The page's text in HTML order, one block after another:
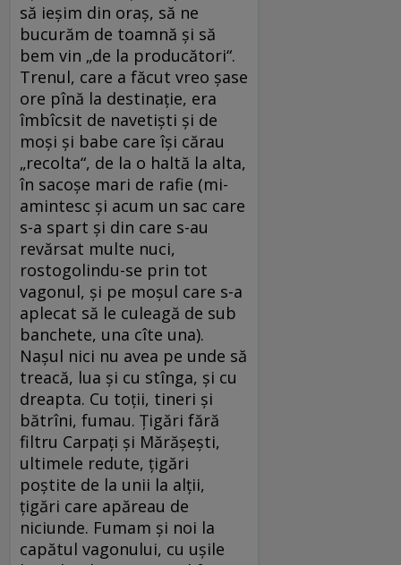
să ieșim din oraș, să ne
bucurăm de toamnă și să
bem vin „de la producători“.
Trenul, care a făcut vreo șase
ore pînă la destinație, era
îmbîcsit de navetiști și de
moși și babe care își cărau
„recolta“, de la o haltă la alta,
în sacoșe mari de rafie (mi-
amintesc și acum un sac care
s-a spart și din care s-au
revărsat multe nuci,
rostogolindu-se prin tot
vagonul, și pe moșul care s-a
aplecat să le culeagă de sub
banchete, una cîte una).
Nașul nici nu avea pe unde să
treacă, lua și cu stînga, și cu
dreapta. Cu toții, tineri și
bătrîni, fumau. Țigări fără
filtru Carpați și Mărășești,
ultimele redute, țigări
poștite de la unii la alții,
țigări care apăreau de
niciunde. Fumam și noi la
capătul vagonului, cu ușile